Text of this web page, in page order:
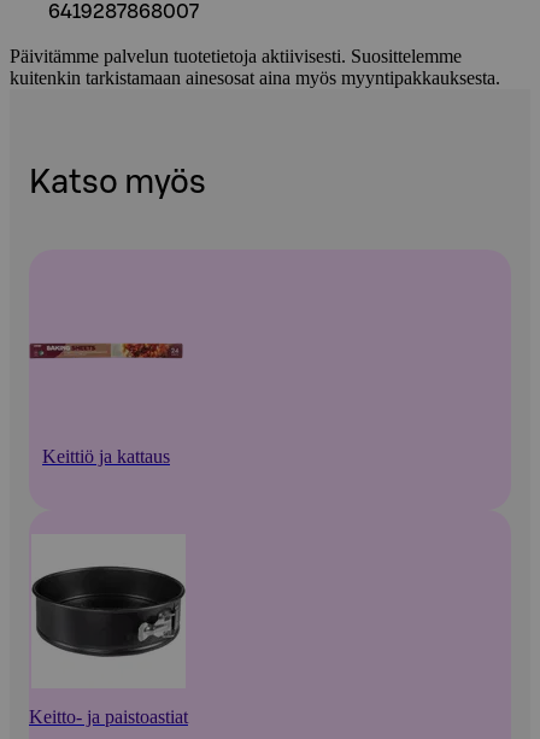
6419287868007
Päivitämme palvelun tuotetietoja aktiivisesti. Suosittelemme
kuitenkin tarkistamaan ainesosat aina myös myyntipakkauksesta.
Katso myös
Keittiö ja kattaus
Keitto- ja paistoastiat